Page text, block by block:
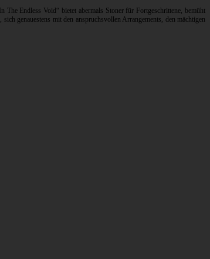
Endless Void“ bietet abermals Stoner für Fortgeschrittene, bemüht
genauestens mit den anspruchsvollen Arrangements, den mächtigen